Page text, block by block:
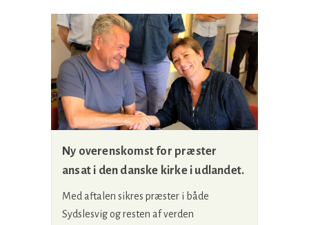
Ny overenskomst for præster
ansat i den danske kirke i udlandet.
Med aftalen sikres præster i både
Sydslesvig og resten af verden